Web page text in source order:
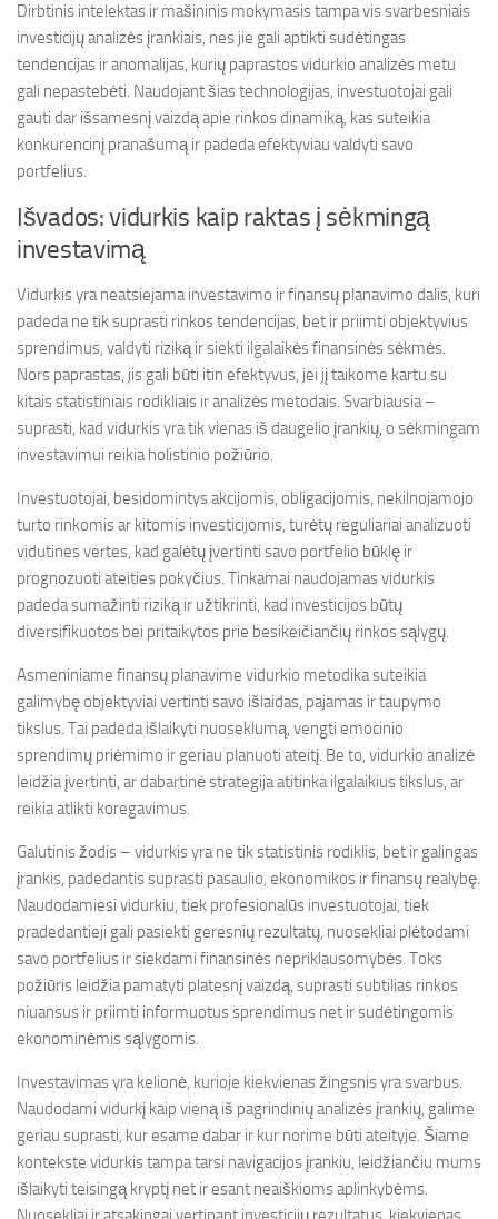
Dirbtinis intelektas ir mašininis mokymasis tampa vis svarbesniais
investicijų analizės įrankiais, nes jie gali aptikti sudėtingas
tendencijas ir anomalijas, kurių paprastos vidurkio analizės metu
gali nepastebėti. Naudojant šias technologijas, investuotojai gali
gauti dar išsamesnį vaizdą apie rinkos dinamiką, kas suteikia
konkurencinį pranašumą ir padeda efektyviau valdyti savo
portfelius.
Išvados: vidurkis kaip raktas į sėkmingą
investavimą
Vidurkis yra neatsiejama investavimo ir finansų planavimo dalis, kuri
padeda ne tik suprasti rinkos tendencijas, bet ir priimti objektyvius
sprendimus, valdyti riziką ir siekti ilgalaikės finansinės sėkmės.
Nors paprastas, jis gali būti itin efektyvus, jei jį taikome kartu su
kitais statistiniais rodikliais ir analizės metodais. Svarbiausia –
suprasti, kad vidurkis yra tik vienas iš daugelio įrankių, o sėkmingam
investavimui reikia holistinio požiūrio.
Investuotojai, besidomintys akcijomis, obligacijomis, nekilnojamojo
turto rinkomis ar kitomis investicijomis, turėtų reguliariai analizuoti
vidutines vertes, kad galėtų įvertinti savo portfelio būklę ir
prognozuoti ateities pokyčius. Tinkamai naudojamas vidurkis
padeda sumažinti riziką ir užtikrinti, kad investicijos būtų
diversifikuotos bei pritaikytos prie besikeičiančių rinkos sąlygų.
Asmeniniame finansų planavime vidurkio metodika suteikia
galimybę objektyviai vertinti savo išlaidas, pajamas ir taupymo
tikslus. Tai padeda išlaikyti nuoseklumą, vengti emocinio
sprendimų priėmimo ir geriau planuoti ateitį. Be to, vidurkio analizė
leidžia įvertinti, ar dabartinė strategija atitinka ilgalaikius tikslus, ar
reikia atlikti koregavimus.
Galutinis žodis – vidurkis yra ne tik statistinis rodiklis, bet ir galingas
įrankis, padedantis suprasti pasaulio, ekonomikos ir finansų realybę.
Naudodamiesi vidurkiu, tiek profesionalūs investuotojai, tiek
pradedantieji gali pasiekti geresnių rezultatų, nuosekliai plėtodami
savo portfelius ir siekdami finansinės nepriklausomybės. Toks
požiūris leidžia pamatyti platesnį vaizdą, suprasti subtilias rinkos
niuansus ir priimti informuotus sprendimus net ir sudėtingomis
ekonominėmis sąlygomis.
Investavimas yra kelionė, kurioje kiekvienas žingsnis yra svarbus.
Naudodami vidurkį kaip vieną iš pagrindinių analizės įrankių, galime
geriau suprasti, kur esame dabar ir kur norime būti ateityje. Šiame
kontekste vidurkis tampa tarsi navigacijos įrankiu, leidžiančiu mums
išlaikyti teisingą kryptį net ir esant neaiškioms aplinkybėms.